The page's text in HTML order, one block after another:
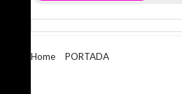
Home PORTADA